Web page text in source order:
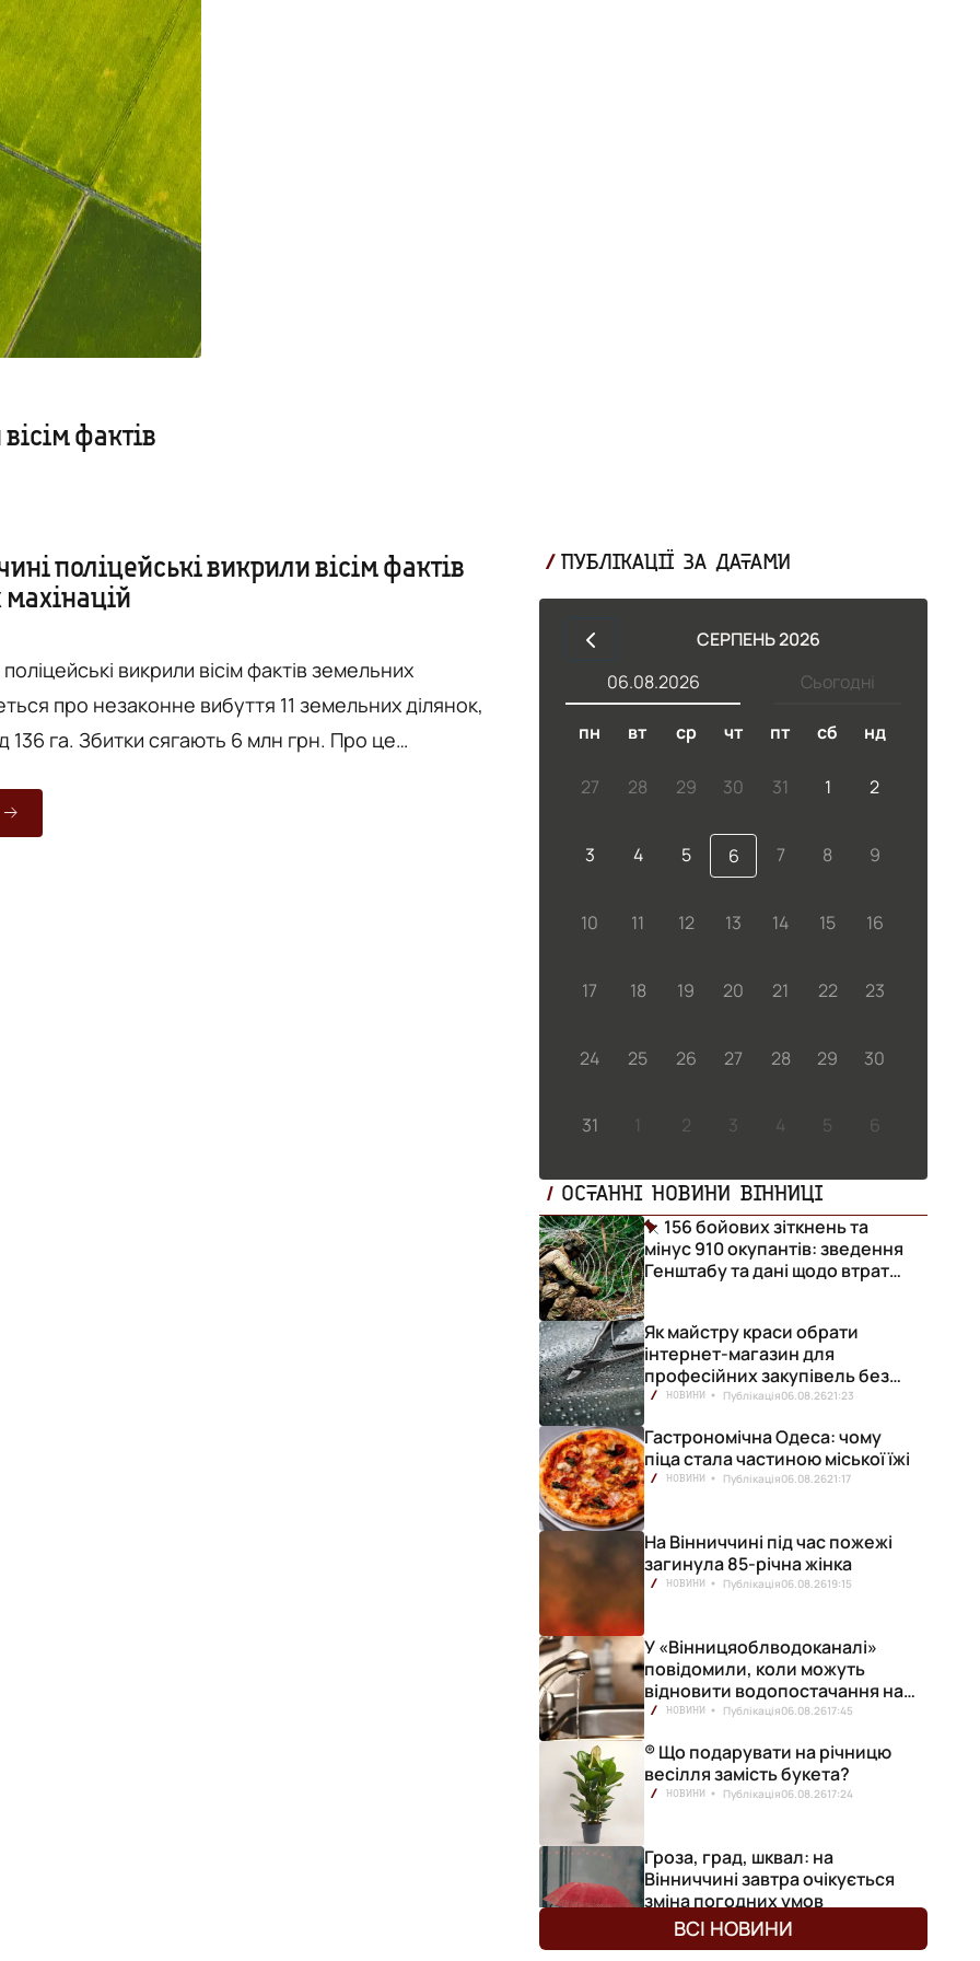
фактів
поліцейські викрили вісім фактів
викрили вісім фактів земельних
про незаконне вибуття 11 земельних ділянок,
га. Збитки сягають 6 млн грн. Про це
підроблені дублікати заповітів
ПУБЛІКАЦІЇ ЗА ДАТАМИ
СЕРПЕНЬ 2026
Сьогодні
06.08.2026
пн вт ср чт пт сб нд
27 28 29 30 31 1 2
3 4 5 6 7 8 9
10 11 12 13 14 15 16
17 18 19 20 21 22 23
24 25 26 27 28 29 30
31 1 2 3 4 5 6
ОСТАННІ НОВИНИ ВІННИЦІ
156 бойових зіткнень та
мінус 910 окупантів: зведення
Генштабу та дані щодо втрат
Як майстру краси обрати
інтернет-магазин для
професійних закупівель без
ризику переплат
НОВИНИ Публікація06.08.2621:23
Гастрономічна Одеса: чому
піца стала частиною міської їжі
НОВИНИ Публікація06.08.2621:17
На Вінниччині під час пожежі
загинула 85-річна жінка
НОВИНИ Публікація06.08.2619:15
У «Вінницяоблводоканалі»
повідомили, коли можуть
відновити водопостачання на
лівобережжі міста
НОВИНИ Публікація06.08.2617:45
® Що подарувати на річницю
весілля замість букета?
НОВИНИ Публікація06.08.2617:24
Гроза, град, шквал: на
Вінниччині завтра очікується
зміна погодних умов
НОВИНИ Публікація06.08.26
ВСІ НОВИНИ